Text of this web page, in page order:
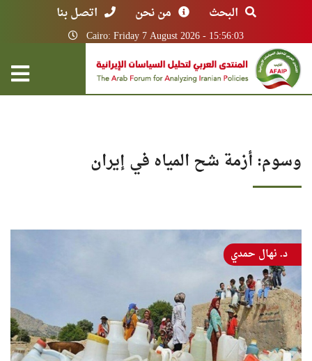
البحث من نحن اتصل بنا
Cairo: Friday 7 August 2026 - 15:56:03
وسوم: أزمة شح المياه في إيران
د. نهال حمدي